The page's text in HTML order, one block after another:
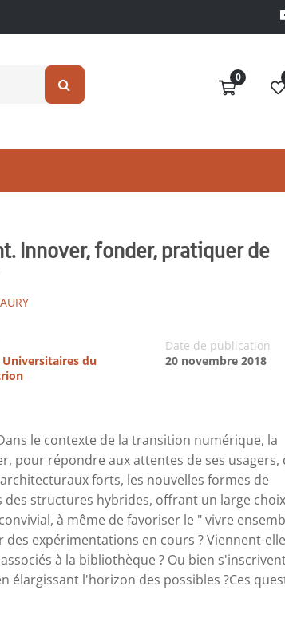
0
Innover, fonder, pratiquer de
Universitaires du
Date de publication
20 novembre 2018
le contexte de la transition numérique, la
pour répondre aux attentes de ses usagers,
forts, les nouvelles formes de
structures hybrides, offrant un large
à même de favoriser le " vivre
expérimentations en cours ? Viennent-
à la bibliothèque ? Ou bien
élargissant l'horizon des possibles ?Ces